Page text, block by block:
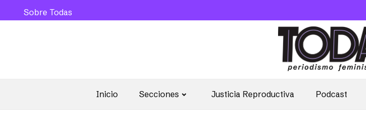
Inicio Secciones Justicia Reproductiva Podcast
Sobre Todas